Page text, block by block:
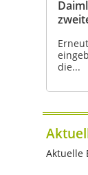
die...
Aktuelle